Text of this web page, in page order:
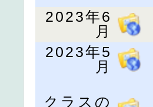
2023年6
月
2023年5
月
クラスの